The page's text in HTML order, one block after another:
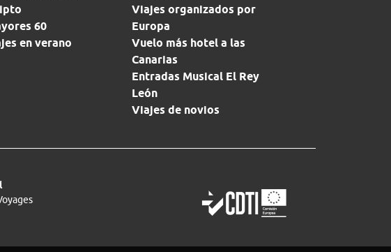
60
en verano
Viajes organizados por
Europa
Vuelo más hotel a las
Canarias
Entradas Musical El Rey
León
Viajes de novios